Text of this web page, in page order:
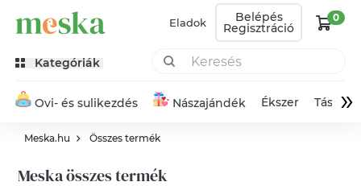
Eladok Belépés
Regisztráció
0
Kategóriák
Ovi- és sulikezdés Nászajándék Ékszer Táska»
Meska.hu Összes termék
Meska összes termék